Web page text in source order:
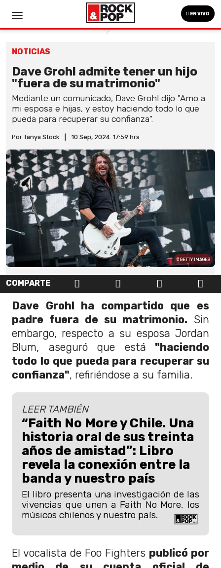
EN VIVO
NOTICIAS
Dave Grohl admite tener un hijo
"fuera de su matrimonio"
Mediante un comunicado, Dave Grohl dijo "Amo a
mi esposa e hijas, y estoy haciendo todo lo que
pueda para recuperar su confianza".
Por Tanya Stock 10 Sep, 2024. 17:59 hrs
GETTY IMAGES
COMPARTE
Dave Grohl ha compartido que es
padre fuera de su matrimonio. Sin
embargo, respecto a su esposa Jordan
Blum, aseguró que está "haciendo
todo lo que pueda para recuperar su
confianza", refiriéndose a su familia.
LEER TAMBIÉN
“Faith No More y Chile. Una
historia oral de sus treinta
años de amistad”: Libro
revela la conexión entre la
banda y nuestro país
El libro presenta una investigación de las
vivencias que unen a Faith No More, los
músicos chilenos y nuestro país.
El vocalista de Foo Fighters publicó por